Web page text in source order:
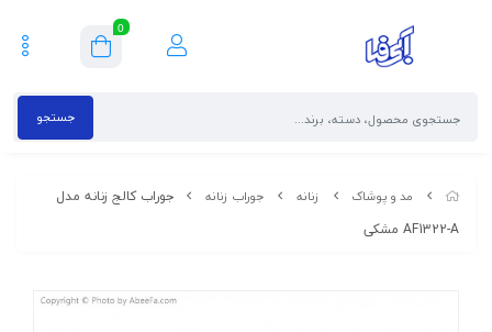
0
جستجو
مد و پوشاک زنانه جوراب زنانه
جوراب کالج زنانه مدل
AF1322-A مشکی